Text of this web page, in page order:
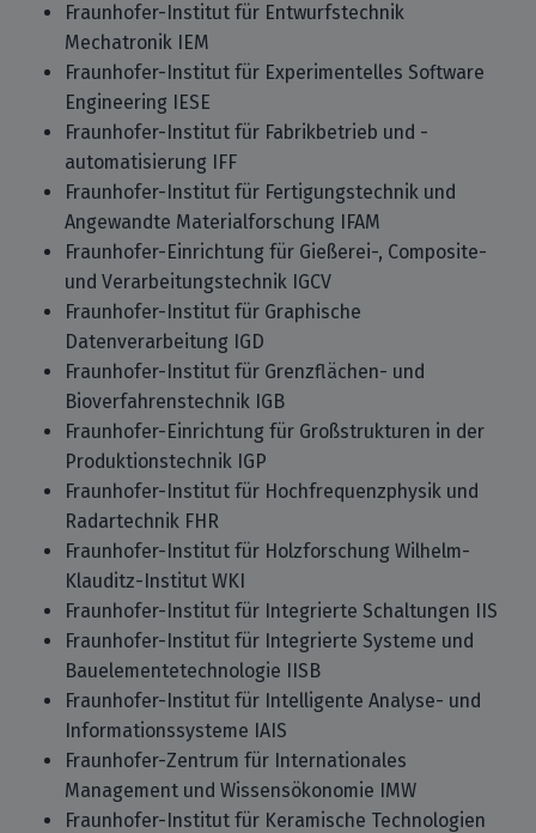
Fraunhofer-Institut für Entwurfstechnik
Mechatronik IEM
Fraunhofer-Institut für Experimentelles Software
Engineering IESE
Fraunhofer-Institut für Fabrikbetrieb und -
automatisierung IFF
Fraunhofer-Institut für Fertigungstechnik und
Angewandte Materialforschung IFAM
Fraunhofer-Einrichtung für Gießerei-, Composite-
und Verarbeitungstechnik IGCV
Fraunhofer-Institut für Graphische
Datenverarbeitung IGD
Fraunhofer-Institut für Grenzflächen- und
Bioverfahrenstechnik IGB
Fraunhofer-Einrichtung für Großstrukturen in der
Produktionstechnik IGP
Fraunhofer-Institut für Hochfrequenzphysik und
Radartechnik FHR
Fraunhofer-Institut für Holzforschung Wilhelm-
Klauditz-Institut WKI
Fraunhofer-Institut für Integrierte Schaltungen IIS
Fraunhofer-Institut für Integrierte Systeme und
Bauelementetechnologie IISB
Fraunhofer-Institut für Intelligente Analyse- und
Informationssysteme IAIS
Fraunhofer-Zentrum für Internationales
Management und Wissensökonomie IMW
Fraunhofer-Institut für Keramische Technologien